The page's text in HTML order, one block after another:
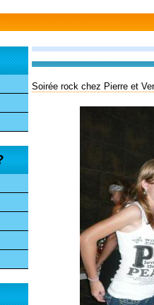
Soirée rock chez Pierre et